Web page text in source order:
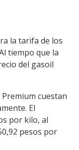
la tarifa de los
tiempo que la
del gasoil
cuestan
El
por kilo, al
pesos por